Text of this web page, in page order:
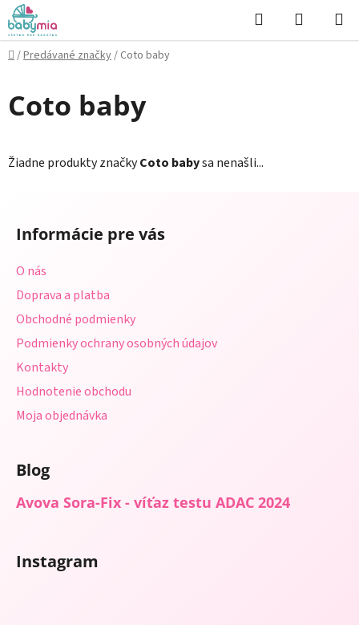
Prejsť
na
obsah
Hľadať
KOŠÍK
Domov
/Predávané značky/ Coto baby
Coto baby
Žiadne produkty značkyCoto babysa nenašli...
Informácie pre vás
O nás
Doprava a platba
Obchodné podmienky
Podmienky ochrany osobných údajov
Kontakty
Hodnotenie obchodu
Moja objednávka
Blog
Avova Sora-Fix - víťaz testu ADAC 2024
Instagram